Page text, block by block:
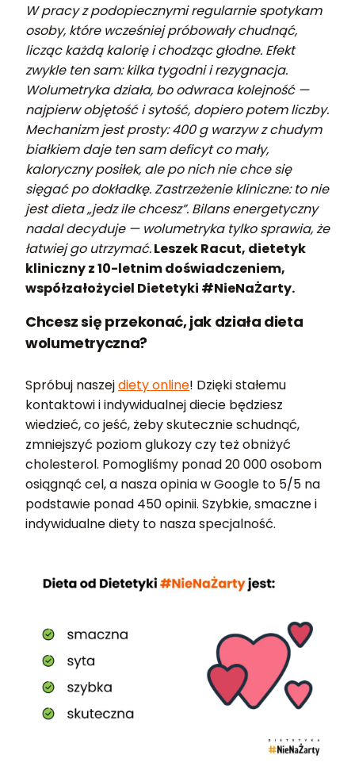
W pracy z podopiecznymi regularnie spotykam
osoby, które wcześniej próbowały chudnąć,
licząc każdą kalorię i chodząc głodne. Efekt
zwykle ten sam: kilka tygodni i rezygnacja.
Wolumetryka działa, bo odwraca kolejność —
najpierw objętość i sytość, dopiero potem liczby.
Mechanizm jest prosty: 400 g warzyw z chudym
białkiem daje ten sam deficyt co mały,
kaloryczny posiłek, ale po nich nie chce się
sięgać po dokładkę. Zastrzeżenie kliniczne: to nie
jest dieta „jedz ile chcesz”. Bilans energetyczny
nadal decyduje — wolumetryka tylko sprawia, że
łatwiej go utrzymać.Leszek Racut, dietetyk
kliniczny z 10-letnim doświadczeniem,
współzałożyciel Dietetyki #NieNaŻarty.
Chcesz się przekonać, jak działa dieta
wolumetryczna?
Spróbuj naszejdiety online! Dzięki stałemu
kontaktowi i indywidualnej diecie będziesz
wiedzieć, co jeść, żeby skutecznie schudnąć,
zmniejszyć poziom glukozy czy też obniżyć
cholesterol. Pomogliśmy ponad 20 000 osobom
osiągnąć cel, a nasza opinia w Google to 5/5 na
podstawie ponad 450 opinii. Szybkie, smaczne i
indywidualne diety to nasza specjalność.